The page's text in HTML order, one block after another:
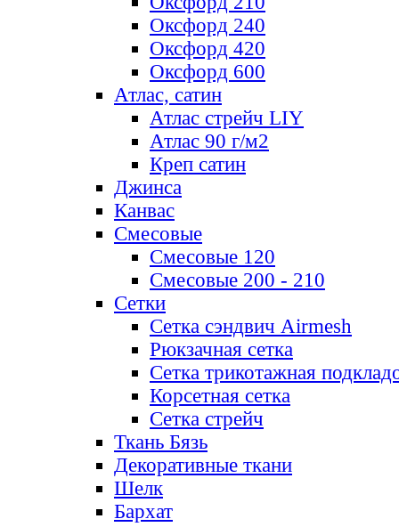
Оксфорд 240
Оксфорд 420
Оксфорд 600
Атлас, сатин
Атлас стрейч LIY
Атлас 90 г/м2
Креп сатин
Джинса
Канвас
Смесовые
Смесовые 120
Смесовые 200 - 210
Сетки
Сетка сэндвич Airmesh
Рюкзачная сетка
Сетка трикотажная
Корсетная сетка
Сетка стрейч
Ткань Бязь
Декоративные ткани
Шелк
Бархат